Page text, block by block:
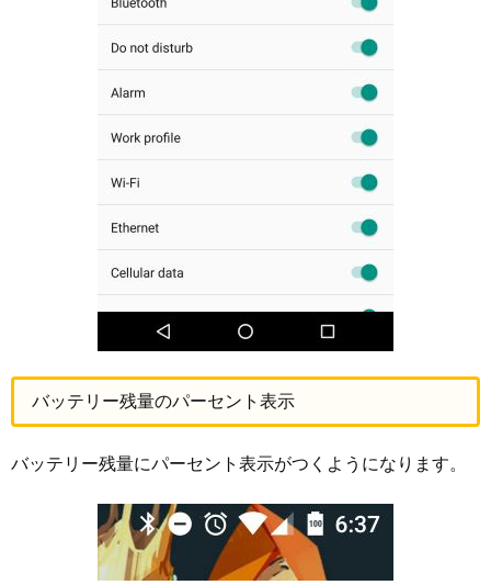
バッテリー残量のパーセント表示
バッテリー残量にパーセント表示がつくようになります。